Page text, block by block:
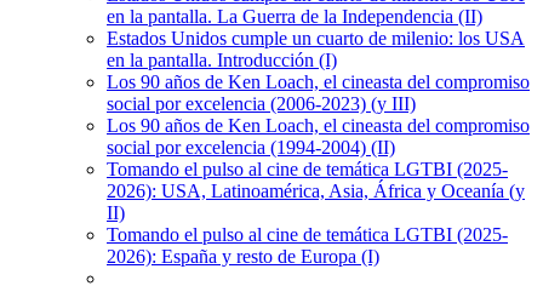
en la pantalla. La Guerra de la Independencia (II)
Estados Unidos cumple un cuarto de milenio: los USA
en la pantalla. Introducción (I)
Los 90 años de Ken Loach, el cineasta del compromiso
social por excelencia (2006-2023) (y III)
Los 90 años de Ken Loach, el cineasta del compromiso
social por excelencia (1994-2004) (II)
Tomando el pulso al cine de temática LGTBI (2025-
2026): USA, Latinoamérica, Asia, África y Oceanía (y
II)
Tomando el pulso al cine de temática LGTBI (2025-
2026): España y resto de Europa (I)